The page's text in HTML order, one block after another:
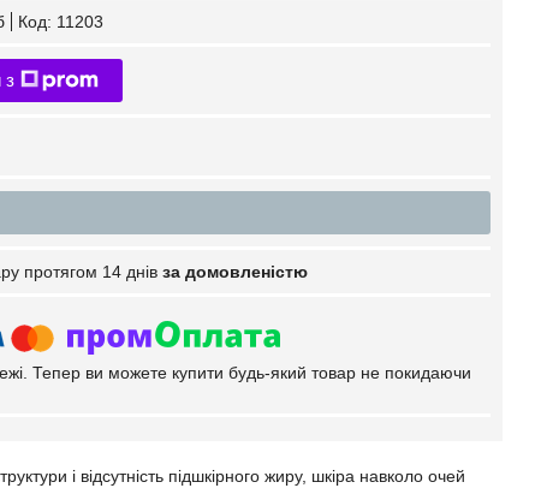
Код: 11203
з
протягом 14 днів за домовленістю
Тепер ви можете купити будь-який товар не покидаючи
і відсутність підшкірного жиру, шкіра навколо очей